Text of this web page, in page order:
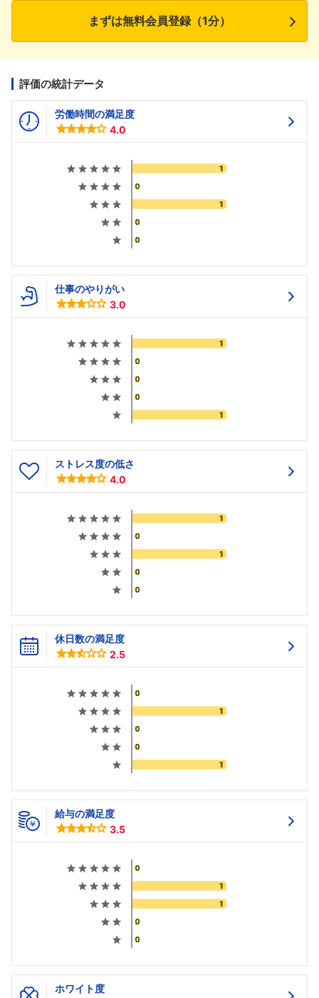
まずは無料会員登録（1分）
評価の統計データ
労働時間の満足度
4.0
仕事のやりがい
3.0
ストレス度の低さ
4.0
休日数の満足度
2.5
給与の満足度
3.5
ホワイト度